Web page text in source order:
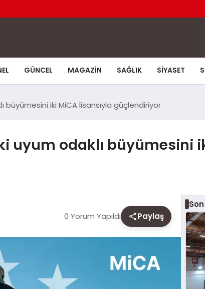
GÜNCEL MAGAZIN SAĞLIK SIYASET
büyümesini iki MiCA lisansıyla güçlendiriyor
uyum odaklı büyümesini
0 Yorum Yapıldı Paylaş